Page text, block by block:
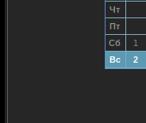
Чт
Пт
Сб
1
Вс
2